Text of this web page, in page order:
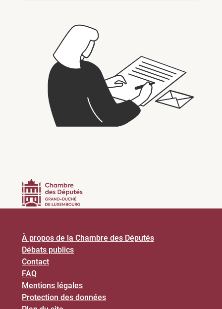
À propos de la Chambre des Députés
Débats publics
Contact
FAQ
Mentions légales
Protection des données